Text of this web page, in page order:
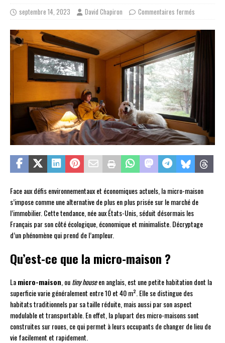
septembre 14, 2023 David Chapiron Commentaires fermés
Face aux défis environnementaux et économiques actuels, la micro-maison
s’impose comme une alternative de plus en plus prisée sur le marché de
l’immobilier. Cette tendance, née aux États-Unis, séduit désormais les
Français par son côté écologique, économique et minimaliste. Décryptage
d’un phénomène qui prend de l’ampleur.
Qu’est-ce que la micro-maison ?
Lamicro-maison , outiny houseen anglais, est une petite habitation dont la
superficie varie généralement entre 10 et 40 m². Elle se distingue des
habitats traditionnels par sa taille réduite, mais aussi par son aspect
modulable et transportable. En effet, la plupart des micro-maisons sont
construites sur roues, ce qui permet à leurs occupants de changer de lieu de
vie facilement et rapidement.